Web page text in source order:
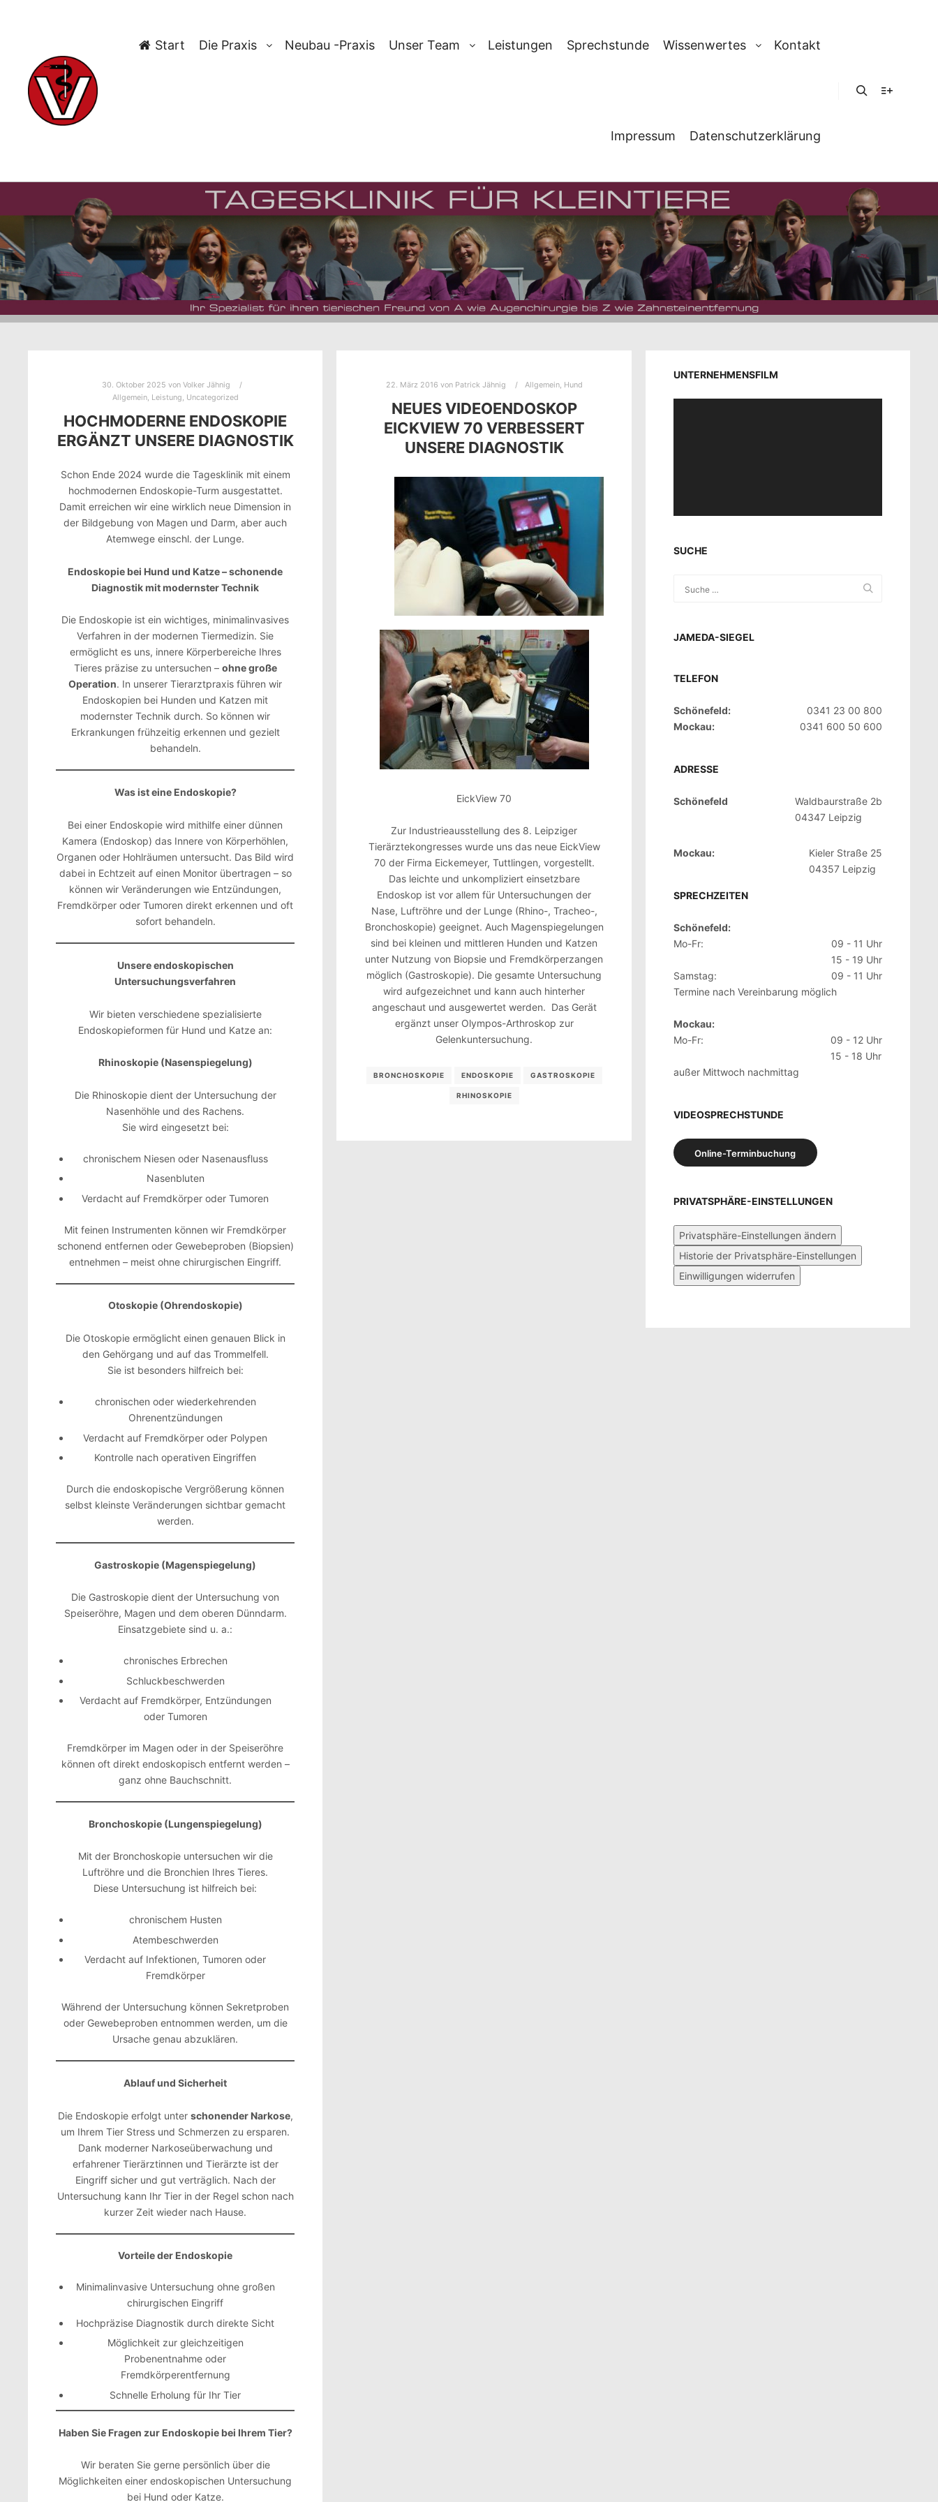
Start Die Praxis Neubau -Praxis Unser Team Leistungen Sprechstunde Wissenwertes Kontakt
Impressum Datenschutzerklärung
TAG-ARCHIV:GASTROSKOPIE
30. Oktober 2025 von Volker Jähnig
Allgemein, Leistung, Uncategorized
HOCHMODERNE ENDOSKOPIE
ERGÄNZT UNSERE DIAGNOSTIK
Schon Ende 2024 wurde die Tagesklinik mit einem
hochmodernen Endoskopie-Turm ausgestattet.
Damit erreichen wir eine wirklich neue Dimension in
der Bildgebung von Magen und Darm, aber auch
Atemwege einschl. der Lunge.
Endoskopie bei Hund und Katze – schonende
Diagnostik mit modernster Technik
Die Endoskopie ist ein wichtiges, minimalinvasives
Verfahren in der modernen Tiermedizin. Sie
ermöglicht es uns, innere Körperbereiche Ihres
Tieres präzise zu untersuchen – ohne große
Operation. In unserer Tierarztpraxis führen wir
Endoskopien bei Hunden und Katzen mit
modernster Technik durch. So können wir
Erkrankungen frühzeitig erkennen und gezielt
behandeln.
Was ist eine Endoskopie?
Bei einer Endoskopie wird mithilfe einer dünnen
Kamera (Endoskop) das Innere von Körperhöhlen,
Organen oder Hohlräumen untersucht. Das Bild wird
dabei in Echtzeit auf einen Monitor übertragen – so
können wir Veränderungen wie Entzündungen,
Fremdkörper oder Tumoren direkt erkennen und oft
sofort behandeln.
Unsere endoskopischen
Untersuchungsverfahren
Wir bieten verschiedene spezialisierte
Endoskopieformen für Hund und Katze an:
Rhinoskopie (Nasenspiegelung)
Die Rhinoskopie dient der Untersuchung der
Nasenhöhle und des Rachens.
Sie wird eingesetzt bei:
chronischem Niesen oder Nasenausfluss
Nasenbluten
Verdacht auf Fremdkörper oder Tumoren
Mit feinen Instrumenten können wir Fremdkörper
schonend entfernen oder Gewebeproben (Biopsien)
entnehmen – meist ohne chirurgischen Eingriff.
Otoskopie (Ohrendoskopie)
Die Otoskopie ermöglicht einen genauen Blick in
den Gehörgang und auf das Trommelfell.
Sie ist besonders hilfreich bei:
chronischen oder wiederkehrenden
Ohrenentzündungen
Verdacht auf Fremdkörper oder Polypen
Kontrolle nach operativen Eingriffen
Durch die endoskopische Vergrößerung können
selbst kleinste Veränderungen sichtbar gemacht
werden.
Gastroskopie (Magenspiegelung)
Die Gastroskopie dient der Untersuchung von
Speiseröhre, Magen und dem oberen Dünndarm.
Einsatzgebiete sind u. a.:
chronisches Erbrechen
Schluckbeschwerden
Verdacht auf Fremdkörper, Entzündungen
oder Tumoren
Fremdkörper im Magen oder in der Speiseröhre
können oft direkt endoskopisch entfernt werden –
ganz ohne Bauchschnitt.
Bronchoskopie (Lungenspiegelung)
Mit der Bronchoskopie untersuchen wir die
Luftröhre und die Bronchien Ihres Tieres.
Diese Untersuchung ist hilfreich bei:
chronischem Husten
Atembeschwerden
Verdacht auf Infektionen, Tumoren oder
Fremdkörper
Während der Untersuchung können Sekretproben
oder Gewebeproben entnommen werden, um die
Ursache genau abzuklären.
Ablauf und Sicherheit
Die Endoskopie erfolgt unter schonender Narkose,
um Ihrem Tier Stress und Schmerzen zu ersparen.
Dank moderner Narkoseüberwachung und
erfahrener Tierärztinnen und Tierärzte ist der
Eingriff sicher und gut verträglich. Nach der
Untersuchung kann Ihr Tier in der Regel schon nach
kurzer Zeit wieder nach Hause.
Vorteile der Endoskopie
Minimalinvasive Untersuchung ohne großen
chirurgischen Eingriff
Hochpräzise Diagnostik durch direkte Sicht
Möglichkeit zur gleichzeitigen
Probenentnahme oder
Fremdkörperentfernung
Schnelle Erholung für Ihr Tier
Haben Sie Fragen zur Endoskopie bei Ihrem Tier?
Wir beraten Sie gerne persönlich über die
Möglichkeiten einer endoskopischen Untersuchung
bei Hund oder Katze.
22. März 2016 von Patrick Jähnig Allgemein, Hund
NEUES VIDEOENDOSKOP
EICKVIEW 70 VERBESSERT
UNSERE DIAGNOSTIK
EickView 70
Zur Industrieausstellung des 8. Leipziger
Tierärztekongresses wurde uns das neue EickView
70 der Firma Eickemeyer, Tuttlingen, vorgestellt.
Das leichte und unkompliziert einsetzbare
Endoskop ist vor allem für Untersuchungen der
Nase, Luftröhre und der Lunge (Rhino-, Tracheo-,
Bronchoskopie) geeignet. Auch Magenspiegelungen
sind bei kleinen und mittleren Hunden und Katzen
unter Nutzung von Biopsie und Fremdkörperzangen
möglich (Gastroskopie). Die gesamte Untersuchung
wird aufgezeichnet und kann auch hinterher
angeschaut und ausgewertet werden. Das Gerät
ergänzt unser Olympos-Arthroskop zur
Gelenkuntersuchung.
BRONCHOSKOPIE ENDOSKOPIE GASTROSKOPIE
RHINOSKOPIE
UNTERNEHMENSFILM
SUCHE
JAMEDA-SIEGEL
TELEFON
Schönefeld:
0341 23 00 800
Mockau:
0341 600 50 600
ADRESSE
Schönefeld
Waldbaurstraße 2b
04347 Leipzig
Mockau:
Kieler Straße 25
04357 Leipzig
SPRECHZEITEN
Schönefeld:
Mo-Fr:
09 - 11 Uhr
15 - 19 Uhr
Samstag:
09 - 11 Uhr
Termine nach Vereinbarung möglich
Mockau:
Mo-Fr:
09 - 12 Uhr
15 - 18 Uhr
außer Mittwoch nachmittag
VIDEOSPRECHSTUNDE
Online-Terminbuchung
PRIVATSPHÄRE-EINSTELLUNGEN
Privatsphäre-Einstellungen ändern
Historie der Privatsphäre-Einstellungen
Einwilligungen widerrufen